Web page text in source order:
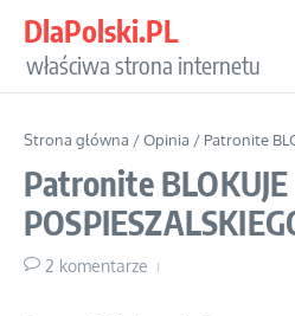
DlaPolski.PL
właściwa strona internetu
Strona główna /Opinia / Patronite
Patronite BLOKUJE
2 komentarze